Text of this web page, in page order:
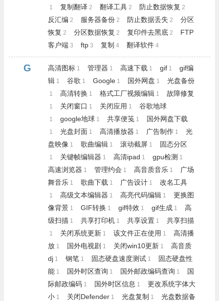
1 复制翻译 2 翻译工具 2 防止数据恢复 2
反汇编 2 服务器备份 2 防止数据丢失 2
分区
恢复 2 分区数据恢复 2 复印件去黑底 2
FTP
客户端 3 ftp 3 复制 4 翻译软件 4
G 高清图标 1 管理器 1 高速下载 1 gif 1
gif编
辑 1 谷歌 1 Google 1 国外网盘 1 光盘备份
1 高清转换 1 格式工厂视频编辑 1 故障修复
1 关闭窗口 1 关闭应用 1 谷歌地球
1 google地球 1 共享便笺 1 国外网盘下载
1 光盘封面 1 高清播放器 1 广告制作 1
光
盘映像 1 歌曲编辑 1 滚动截屏 1 固态分区
1 关键帧编辑器 1 高清ipad 1 gpu检测 1
高速浏览器 1 管理约会 1 高音质音乐 1
广场
舞音乐 1 歌曲下载 1 广告设计 1 改名工具
1 高级文本编辑器 1 高亮代码编辑 1
更换图
像背景 1 GIF转换 1 gif特效 1 gif生成 1
高
级扫描 1 共享打印机 1 共享设置 1 共享扫描
1 关闭系统更新 1 该文件正在使用 1
高清播
放 1 国外电视剧 1 关闭win10更新 1
高音质
dj 1 钢笔 1 固态硬盘速度测试 1
固态硬盘性
能 1 国外时区查询 1 国外邮政编码查询 1
国
际邮政编码 1 国外时区信息 1
更改系统字体大
小 1 关闭Defender 1 光盘复制 1
光盘数据备